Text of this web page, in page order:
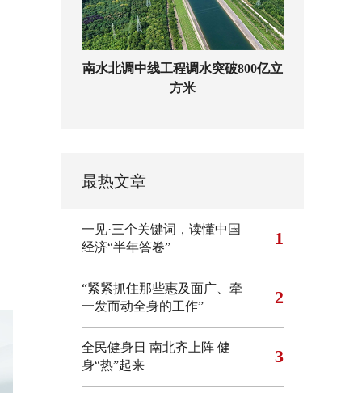
南水北调中线工程调水突破800亿立
方米
最热文章
一见·三个关键词，读懂中国
经济“半年答卷”
1
“紧紧抓住那些惠及面广、牵
一发而动全身的工作”
2
全民健身日 南北齐上阵 健
身“热”起来
3